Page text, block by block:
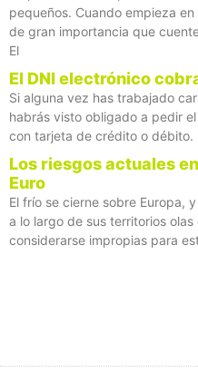
pequeños. Cuando empieza
de gran importancia que
El
El DNI electrónico
Si alguna vez has trabajado
habrás visto obligado a pedir
con tarjeta de crédito o débito.
Los riesgos actuales
Euro
El frío se cierne sobre Europa,
a lo largo de sus territorios
considerarse impropias para